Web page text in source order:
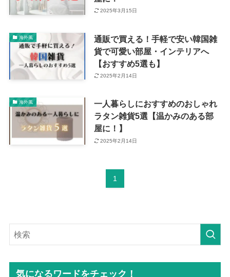
2025年3月15日
海外風
通販で買える！手軽で安い韓国雑
貨で可愛い部屋・インテリアへ
【おすすめ5選も】
2025年2月14日
海外風
一人暮らしにおすすめのおしゃれ
ラタン雑貨5選【温かみのある部
屋に！】
2025年2月14日
1
気になるワードをチェック！